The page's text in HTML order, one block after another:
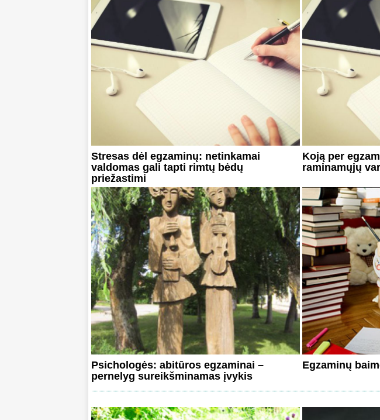
Stresas dėl egzaminų: netinkamai
valdomas gali tapti rimtų bėdų
priežastimi
Koją per
raminamųjų
Psichologės: abitūros egzaminai –
pernelyg sureikšminamas įvykis
Egzaminų